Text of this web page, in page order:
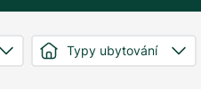
Typy ubytování